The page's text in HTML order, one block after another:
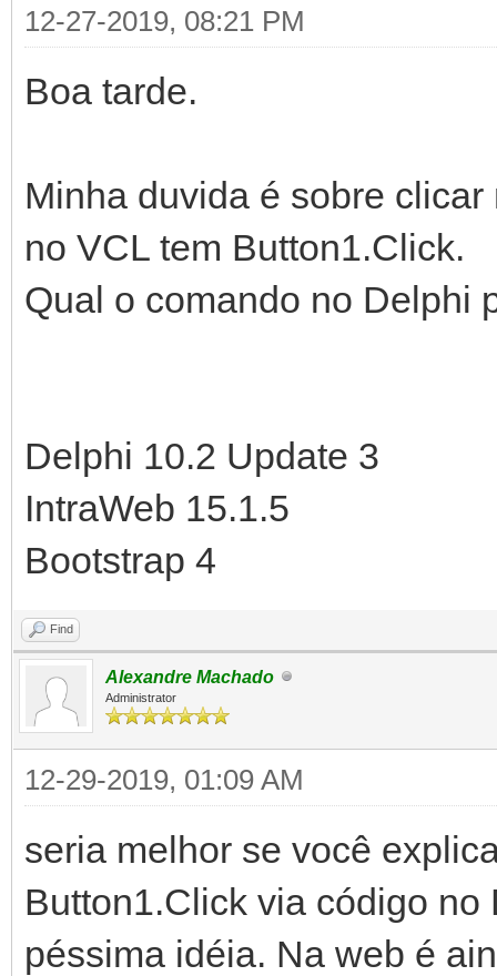
12-27-2019, 08:21 PM
Boa tarde.
Minha duvida é sobre
no VCL tem Button1.Click.
Qual o comando no Delphi
Delphi 10.2 Update 3
IntraWeb 15.1.5
Bootstrap 4
Find
Alexandre Machado
Administrator
12-29-2019, 01:09 AM
seria melhor se você
Button1.Click via código
péssima idéia. Na web é